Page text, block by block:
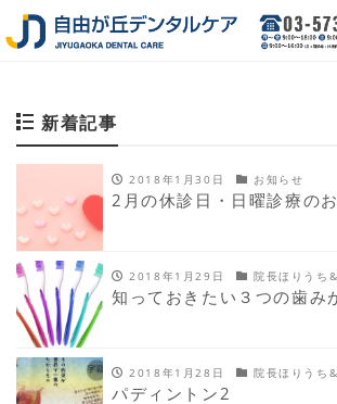
新着記事
2018年1月30日 お知らせ
2月の休診日・日曜診療の
2018年1月29日 院長ほりうち
知っておきたい３つの歯
2018年1月28日 院長ほりうち
パディントン2